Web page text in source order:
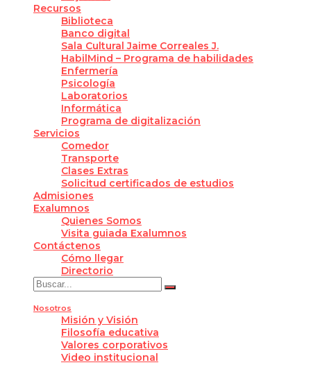
Recursos
Biblioteca
Banco digital
Sala Cultural Jaime Correales J.
HabilMind – Programa de habilidades
Enfermería
Psicología
Laboratorios
Informática
Programa de digitalización
Servicios
Comedor
Transporte
Clases Extras
Solicitud certificados de estudios
Admisiones
Exalumnos
Quienes Somos
Visita guiada Exalumnos
Contáctenos
Cómo llegar
Directorio
Nosotros
Misión y Visión
Filosofía educativa
Valores corporativos
Video institucional